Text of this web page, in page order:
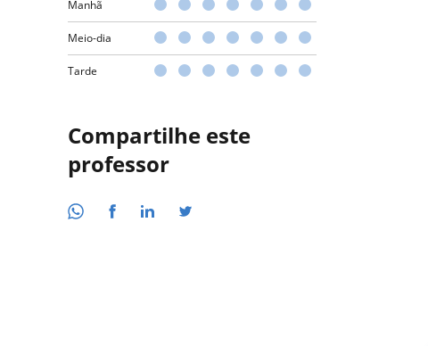
Manhã
Meio-dia
Tarde
Compartilhe este
professor